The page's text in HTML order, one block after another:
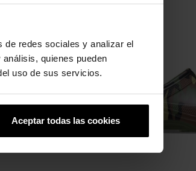
de redes sociales y analizar el
quienes pueden
uso de sus servicios.
Aceptar todas las cookies